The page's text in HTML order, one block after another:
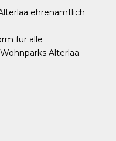
ehrenamtlich
für alle
Alterlaa.